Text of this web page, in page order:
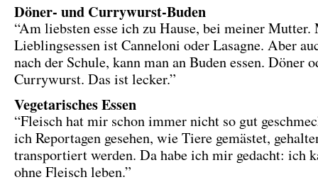
Döner- und Currywurst-Buden
“Am liebsten esse ich zu Hause, bei meiner Mutter.
Lieblingsessen ist Canneloni oder Lasagne. Aber
nach der Schule, kann man an Buden essen. Döner
Currywurst. Das ist lecker.”
Vegetarisches Essen
“Fleisch hat mir schon immer nicht so gut
ich Reportagen gesehen, wie Tiere gemästet,
transportiert werden. Da habe ich mir gedacht: ich
ohne Fleisch leben.”